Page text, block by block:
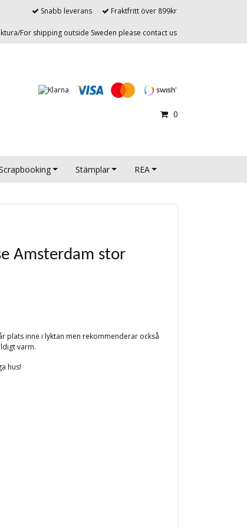
Snabb leverans Fraktfritt över 899kr
For shipping outside Sweden please contact us
0
Stämplar REA
Amsterdam stor
plats inne i lyktan men rekommenderar också
varm.
hus!